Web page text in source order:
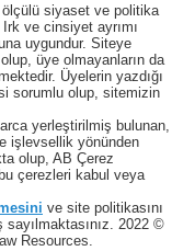
ölçülü siyaset ve politika
ve cinsiyet ayrımı
uygundur. Siteye
üye olmayanların da
Üyelerin yazdığı
sorumlu olup, sitemizin
yerleştirilmiş bulunan,
işlevsellik yönünden
olup, AB Çerez
çerezleri kabul veya
ve site politikasını
2022 ©
Resources.